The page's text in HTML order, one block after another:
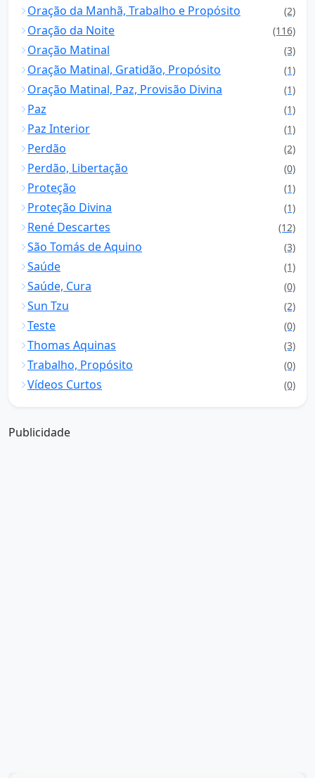
Oração da Manhã, Trabalho e Propósito (2)
Oração da Noite (116)
Oração Matinal (3)
Oração Matinal, Gratidão, Propósito (1)
Oração Matinal, Paz, Provisão Divina (1)
Paz (1)
Paz Interior (1)
Perdão (2)
Perdão, Libertação (0)
Proteção (1)
Proteção Divina (1)
René Descartes (12)
São Tomás de Aquino (3)
Saúde (1)
Saúde, Cura (0)
Sun Tzu (2)
Teste (0)
Thomas Aquinas (3)
Trabalho, Propósito (0)
Vídeos Curtos (0)
Publicidade